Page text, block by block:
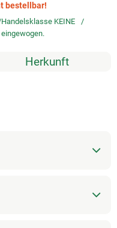
bestellbar!
Handelsklasse KEINE
Herkunft